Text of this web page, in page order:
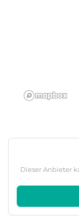
Dieser Anbieter